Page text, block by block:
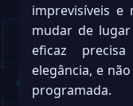
imprevisíveis e
mudar de
eficaz
elegância, e
programada.